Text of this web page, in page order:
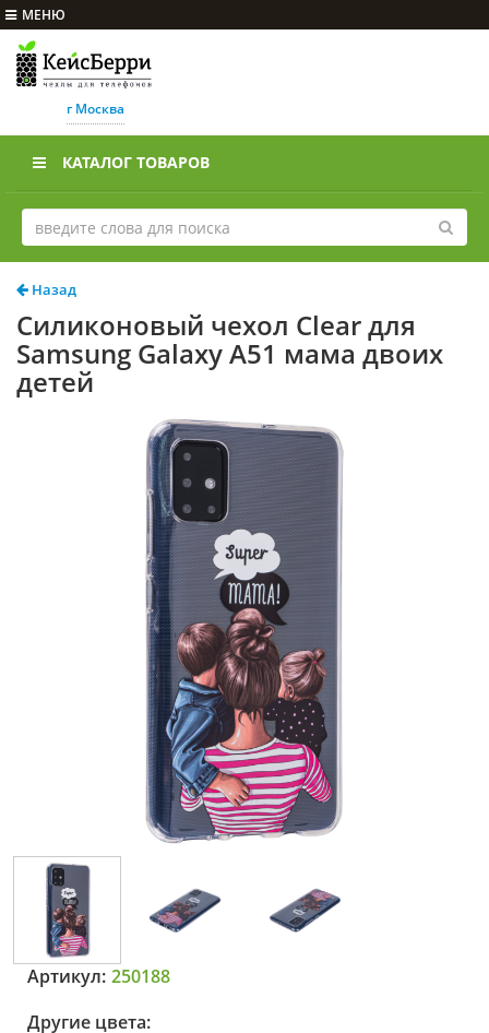
МЕНЮ
г Москва
КАТАЛОГ ТОВАРОВ
Назад
Силиконовый чехол Clear для
Samsung Galaxy A51 мама двоих
детей
Артикул: 250188
Другие цвета: